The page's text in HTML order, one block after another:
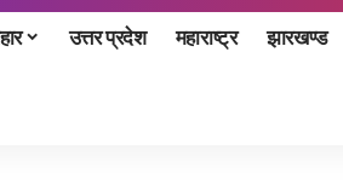
उत्तर प्रदेश महाराष्ट्र झारखण्ड